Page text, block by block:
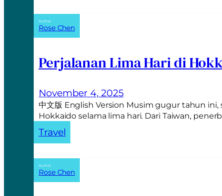
Author:
Rose Chen
Perjalanan Lima Hari di
November 4, 2025
中文版 English Version Musim gugur tahun
Hokkaido selama lima hari. Dari Taiwan,
Travel
Author:
Rose Chen